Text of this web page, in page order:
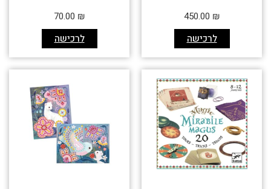
לרכישה
450.00 ₪
לרכישה
70.00 ₪